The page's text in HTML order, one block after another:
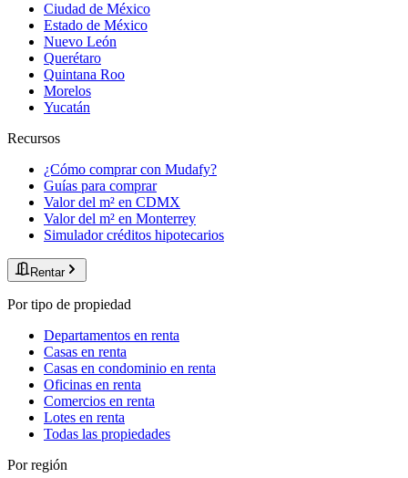
Ciudad de México
Estado de México
Nuevo León
Querétaro
Quintana Roo
Morelos
Yucatán
Recursos
¿Cómo comprar con Mudafy?
Guías para comprar
Valor del m² en CDMX
Valor del m² en Monterrey
Simulador créditos hipotecarios
Rentar
Por tipo de propiedad
Departamentos en renta
Casas en renta
Casas en condominio en renta
Oficinas en renta
Comercios en renta
Lotes en renta
Todas las propiedades
Por región